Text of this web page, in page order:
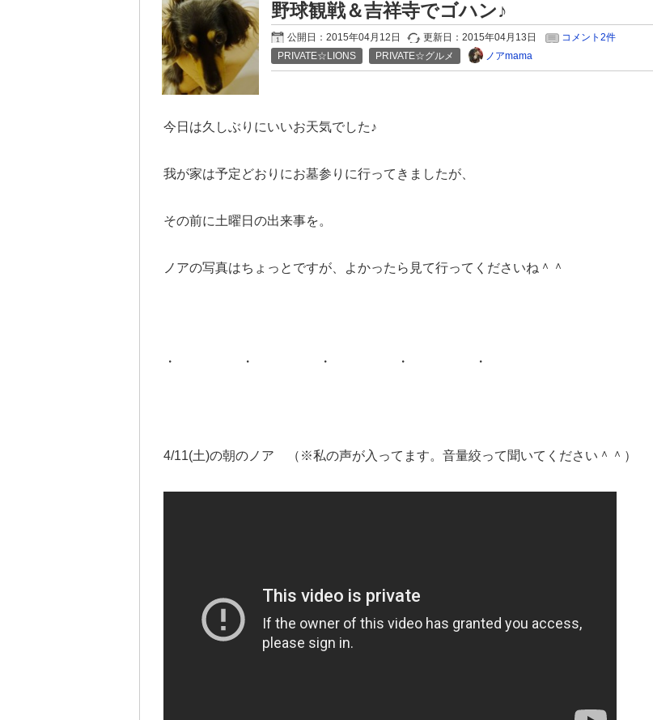
野球観戦＆吉祥寺でゴハン♪
公開日：2015年04月12日 更新日：2015年04月13日
コメント2件
PRIVATE☆LIONS
PRIVATE☆グルメ ノアmama
今日は久しぶりにいいお天気でした♪
我が家は予定どおりにお墓参りに行ってきましたが、
その前に土曜日の出来事を。
ノアの写真はちょっとですが、よかったら見て行ってくださいね＾＾
・ ・ ・ ・ ・
4/11(土)の朝のノア （※私の声が入ってます。音量絞って聞いてください＾＾）